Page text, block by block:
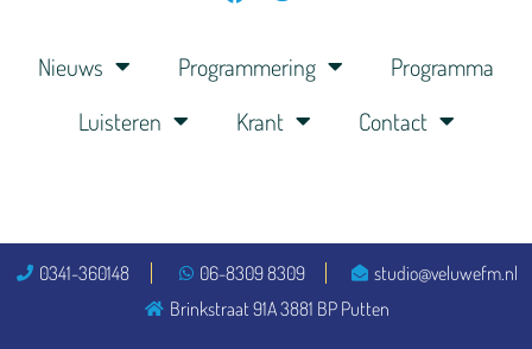
Nieuws Programmering
Programma
Luisteren
Krant Contact
0341-360148 06-8309 8309
studio@veluwefm.nl
Brinkstraat 91A 3881 BP Putten